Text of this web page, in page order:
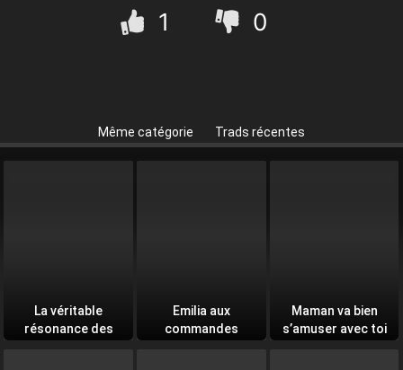
1 0
Même catégorie Trads récentes
La véritable
résonance des
Emilia aux
commandes
Maman va bien
s’amuser avec toi